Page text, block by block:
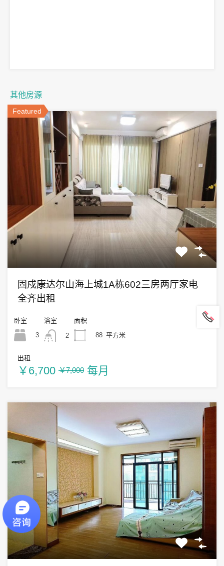
其他房源
Featured
固戍康达尔山海上城1A栋602三房两厅家电
全齐出租
卧室
3
浴室
2
面积
88 平方米
出租
￥6,700 ￥7,000 每月